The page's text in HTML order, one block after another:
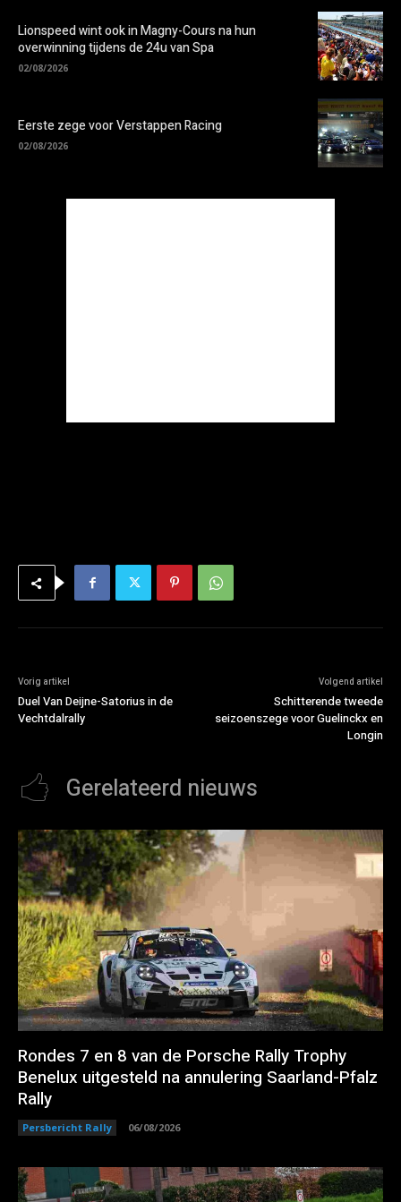
Lionspeed wint ook in Magny-Cours na hun
overwinning tijdens de 24u van Spa
02/08/2026
Eerste zege voor Verstappen Racing
02/08/2026
Vorig artikel
Duel Van Deijne-Satorius in de
Vechtdalrally
Volgend artikel
Schitterende tweede
seizoenszege voor Guelinckx en
Longin
Gerelateerd nieuws
Rondes 7 en 8 van de Porsche Rally Trophy
Benelux uitgesteld na annulering Saarland-Pfalz
Rally
Persbericht Rally 06/08/2026